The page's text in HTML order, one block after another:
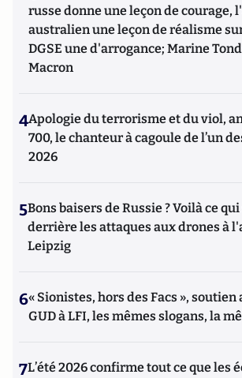
russe donne une leçon de courage,
australien une leçon de réalisme
DGSE une d'arrogance; Marine
Macron
4Apologie du terrorisme et du viol,
700, le chanteur à cagoule de l’un
2026
5Bons baisers de Russie ? Voilà ce
derrière les attaques aux drones à
Leipzig
6« Sionistes, hors des Facs », soutien
GUD à LFI, les mêmes slogans, la
7L’été 2026 confirme tout ce que les